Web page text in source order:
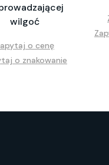
wilgoć
o cenę
o znakowanie